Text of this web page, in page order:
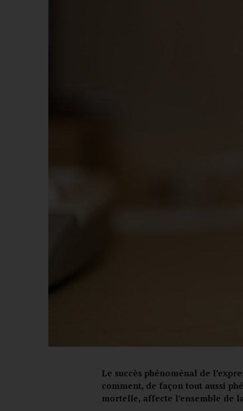
Le succès phénoménal de
comment, de façon tout aussi
mortelle, affecte l’ensemble de